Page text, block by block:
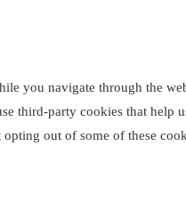
you navigate through the
third-party cookies that
out of some of these